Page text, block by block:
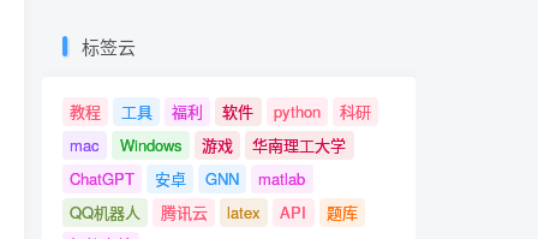
标签云
教程 工具 福利 软件 python
科研
mac
Windows 游戏
华南理工大学
ChatGPT
安卓 GNN
matlab
QQ机器人
腾讯云 latex API
题库